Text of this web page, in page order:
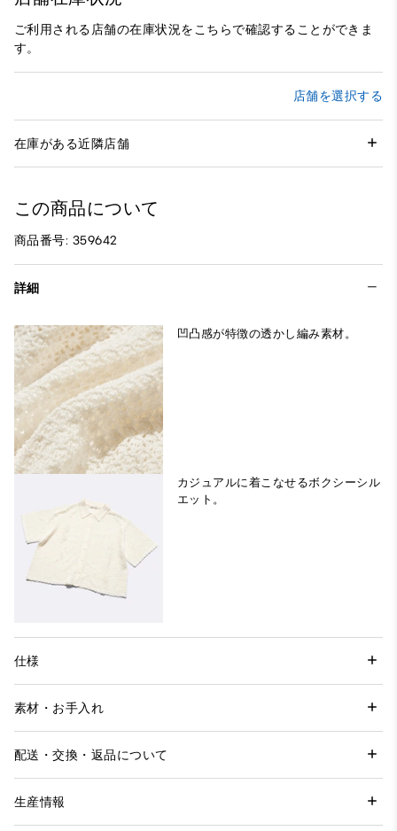
ご利用される店舗の在庫状況をこちらで確認することができま
す。
店舗を選択する
在庫がある近隣店舗
この商品について
商品番号: 359642
詳細
凹凸感が特徴の透かし編み素材。
カジュアルに着こなせるボクシーシル
エット。
仕様
素材・お手入れ
配送・交換・返品について
生産情報